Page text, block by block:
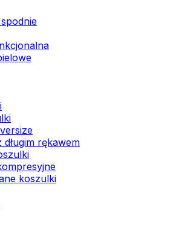
długim rękawem
koszulki